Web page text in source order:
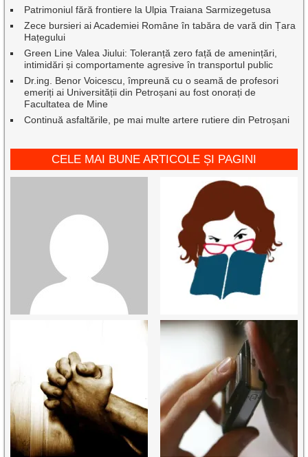
Patrimoniul fără frontiere la Ulpia Traiana Sarmizegetusa
Zece bursieri ai Academiei Române în tabăra de vară din Țara
Hațegului
Green Line Valea Jiului: Toleranță zero față de amenințări,
intimidări și comportamente agresive în transportul public
Dr.ing. Benor Voicescu, împreună cu o seamă de profesori
emeriți ai Universității din Petroșani au fost onorați de
Facultatea de Mine
Continuă asfaltările, pe mai multe artere rutiere din Petroșani
CELE MAI BUNE ARTICOLE ȘI PAGINI